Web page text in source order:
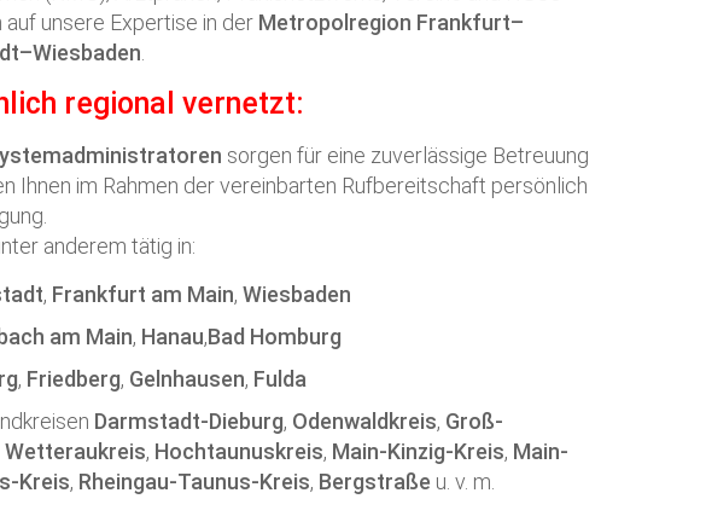
auf unsere Expertise in der Metropolregion Frankfurt–
regional vernetzt:
sorgen für eine zuverlässige Betreuung
Ihnen im Rahmen der vereinbarten Rufbereitschaft persönlich
anderem tätig in:
, Frankfurt am Main, Wiesbaden
am Main, Hanau,Bad Homburg
, Friedberg, Gelnhausen, Fulda
Darmstadt-Dieburg, Odenwaldkreis, Groß-
Wetteraukreis, Hochtaunuskreis, Main-Kinzig-Kreis, Main-
Kreis, Rheingau-Taunus-Kreis, Bergstraße u. v. m.